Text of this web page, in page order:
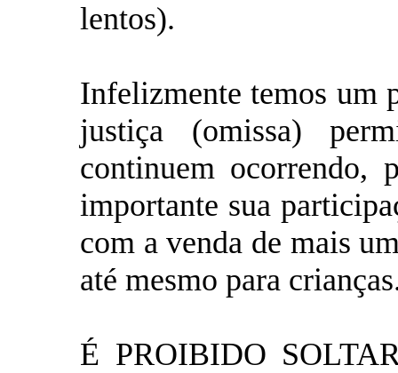
lentos).
Infelizmente temos um
justiça (omissa)
continuem ocorrendo,
importante sua
com a venda de mais
até mesmo para
É PROIBIDO